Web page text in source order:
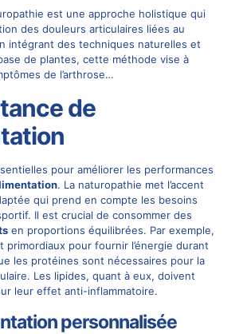
est une approche holistique qui
des douleurs articulaires liées au
intégrant des techniques naturelles et
de plantes, cette méthode vise à
de l’arthrose…
de
pour améliorer les performances
. La naturopathie met l’accent
qui prend en compte les besoins
Il est crucial de consommer des
en proportions équilibrées. Par exemple,
primordiaux pour fournir l’énergie durant
les protéines sont nécessaires pour la
Les lipides, quant à eux, doivent
leur effet anti-inflammatoire.
personnalisée